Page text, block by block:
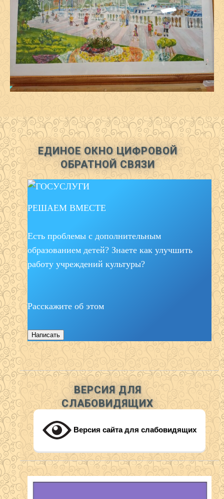
ЕДИНОЕ ОКНО ЦИФРОВОЙ
ОБРАТНОЙ СВЯЗИ
РЕШАЕМ ВМЕСТЕ
Есть проблемы с дополнительным
образованием детей? Знаете как улучшить
работу учреждений культуры?
Расскажите об этом
Написать
ВЕРСИЯ ДЛЯ
СЛАБОВИДЯЩИХ
Версия сайта для слабовидящих